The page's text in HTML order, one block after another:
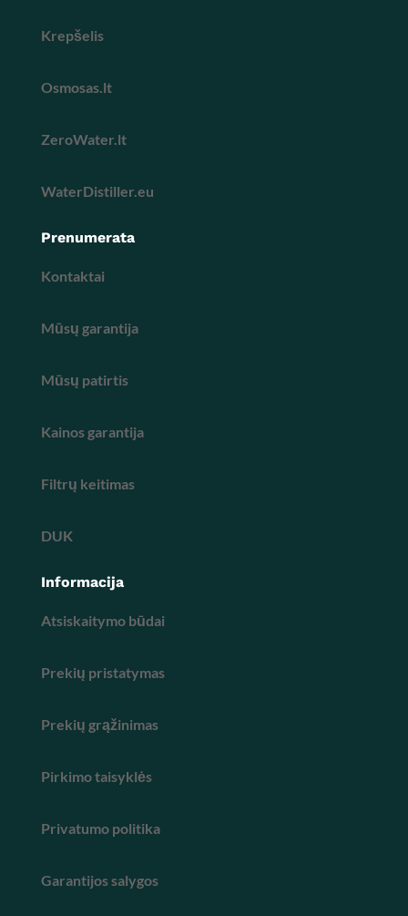
Krepšelis
Osmosas.lt
ZeroWater.lt
WaterDistiller.eu
Prenumerata
Kontaktai
Mūsų garantija
Mūsų patirtis
Kainos garantija
Filtrų keitimas
DUK
Informacija
Atsiskaitymo būdai
Prekių pristatymas
Prekių grąžinimas
Pirkimo taisyklės
Privatumo politika
Garantijos salygos